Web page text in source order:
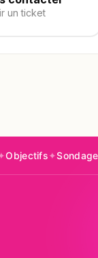
un ticket
✦Enquêtes